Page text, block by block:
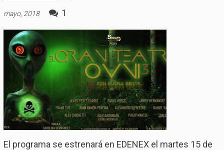
mayo, 2018 1
El programa se estrenará en EDENEX el martes 15 de